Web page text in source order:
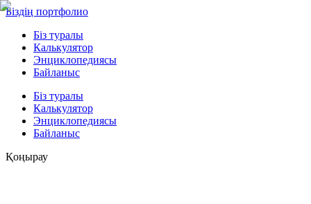
Біздің портфолио
Біз туралы
Калькулятор
Энциклопедиясы
Байланыс
Біз туралы
Калькулятор
Энциклопедиясы
Байланыс
Қоңырау